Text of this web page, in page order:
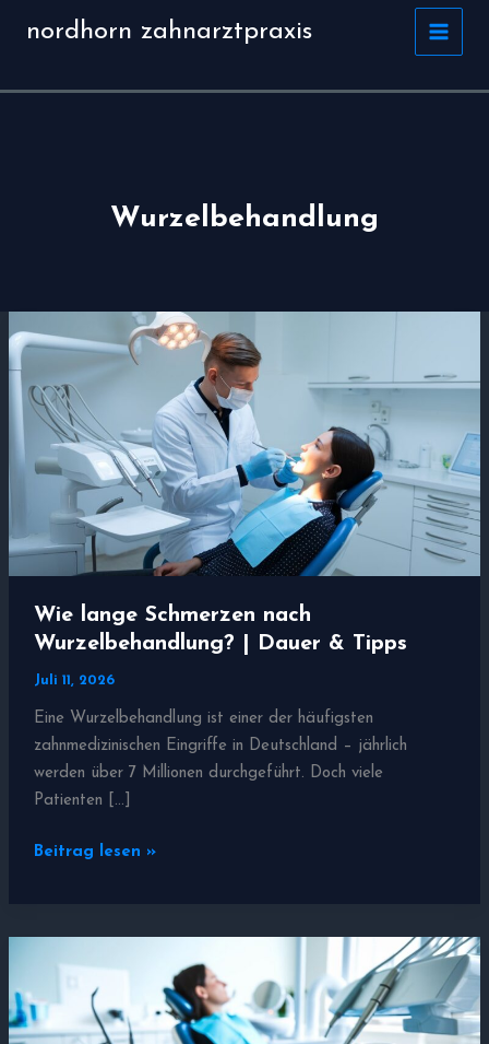
Inhaltnordhorn zahnarztpraxis
Wurzelbehandlung
Wie lange Schmerzen nach
Wurzelbehandlung? | Dauer & Tipps
Juli 11, 2026
Eine Wurzelbehandlung ist einer der häufigsten
zahnmedizinischen Eingriffe in Deutschland – jährlich
werden über 7 Millionen durchgeführt. Doch viele
Patienten […]
Wie
nach
Wurzelbehandlung?
Dauer
Beitrag lesen »